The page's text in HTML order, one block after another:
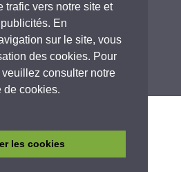
trafic vers notre site et
En
sur le site, vous
des cookies. Pour
consulter notre
de cookies.
les cookies
29 82
Confidentialité
Termes et conditions
Instruments. All rights